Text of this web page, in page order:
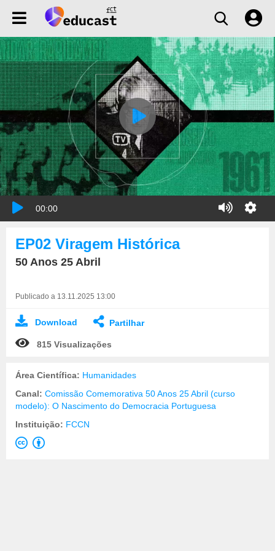
00:00
EP02 Viragem Histórica
50 Anos 25 Abril
Publicado a 13.11.2025 13:00
Download Partilhar
815 Visualizações
Área Científica: Humanidades
Canal: Comissão Comemorativa 50 Anos 25 Abril (curso
modelo): O Nascimento do Democracia Portuguesa
Instituição: FCCN